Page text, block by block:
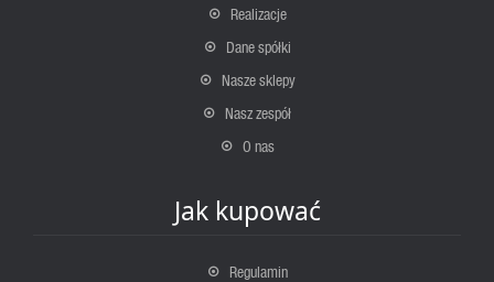
Realizacje
Dane spółki
Nasze sklepy
Nasz zespół
O nas
Jak kupować
Regulamin